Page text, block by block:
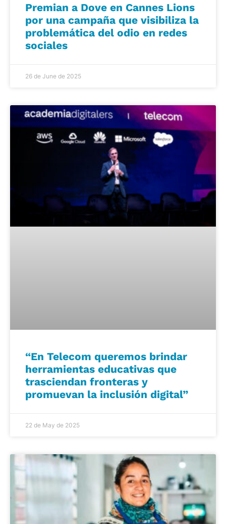
Premian a Dove en Cannes Lions
por una campaña que visibiliza la
problemática del odio en redes
sociales
26 de June de 2025
“En Telecom queremos brindar
herramientas educativas que
trasciendan fronteras y
promuevan la inclusión digital”
22 de May de 2025